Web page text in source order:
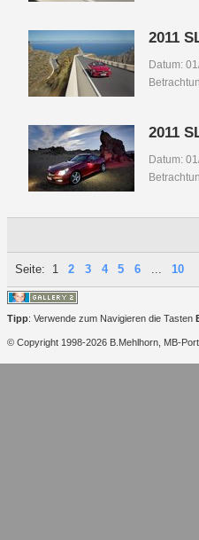
2011
Datum:
2011
Datum:
Seite: 1 2 3 4 5 6 ... 10
Tipp: Verwende zum Navigieren die Tasten
© Copyright 1998-2026 B.Mehlhorn, MB-